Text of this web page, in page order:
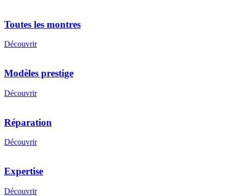
Toutes les montres
Découvrir
Modèles prestige
Découvrir
Réparation
Découvrir
Expertise
Découvrir